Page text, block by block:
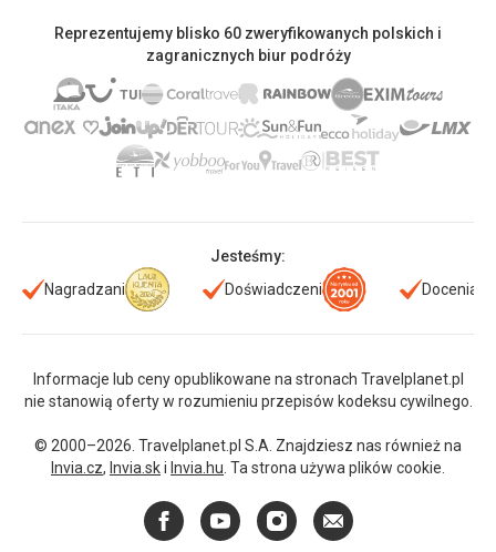
Reprezentujemy blisko 60 zweryfikowanych polskich i
zagranicznych biur podróży
Jesteśmy:
Nagradzani
Doświadczeni Doceniani
Informacje lub ceny opublikowane na stronach Travelplanet.pl
nie stanowią oferty w rozumieniu przepisów kodeksu cywilnego.
© 2000–2026. Travelplanet.pl S.A. Znajdziesz nas również na
Invia.cz, Invia.ski Invia.hu . Ta strona używa plików cookie.
FacebookYouTubeInstagram
E-